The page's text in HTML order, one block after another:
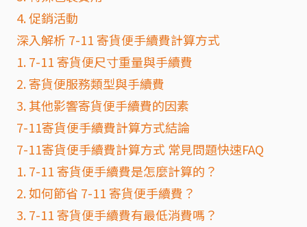
4. 促銷活動
深入解析 7-11 寄貨便手續費計算方式
1. 7-11 寄貨便尺寸重量與手續費
2. 寄貨便服務類型與手續費
3. 其他影響寄貨便手續費的因素
7-11寄貨便手續費計算方式結論
7-11寄貨便手續費計算方式 常見問題快速FAQ
1. 7-11 寄貨便手續費是怎麼計算的？
2. 如何節省 7-11 寄貨便手續費？
3. 7-11 寄貨便手續費有最低消費嗎？